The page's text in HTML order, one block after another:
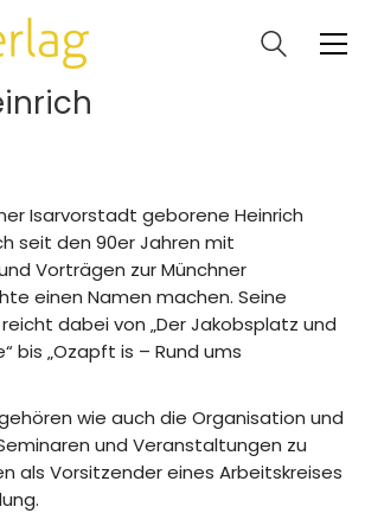
Isarvorstadt geborene Heinrich
seit den 90er Jahren mit
Vorträgen zur Münchner
einen Namen machen. Seine
dabei von „Der Jakobsplatz und
bis „Ozapft is – Rund ums
wie auch die Organisation und
und Veranstaltungen zu
als Vorsitzender eines Arbeitskreises